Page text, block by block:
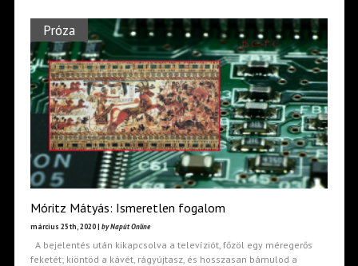
Próza
Móritz Mátyás: Ismeretlen fogalom
március 25th, 2020 | by Napút Online
A bejelentés után kikapcsolva a televíziót, főzöl egy méregerős
feketét; kiöntöd a kávét, rágyújtasz, és hosszasan bámulod a